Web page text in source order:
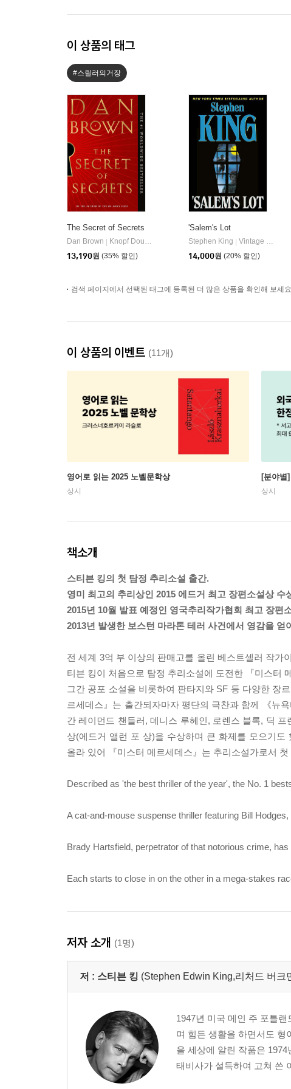
이 상품의 태그
#스릴러의거장
The Secret of Secrets
Dan Brown
Knopf Doubleday Publishing Group
13,190원 (35% 할인)
'Salem's Lot
Stephen King
Vintage Books
14,000원 (20% 할인)
검색 페이지에서 선택된 태그에 등록된 더 많은 상품을 확인해 보세
이 상품의 이벤트 (11개)
영어로 읽는 2025 노벨문학상
상시
[분야별
상시
책소개
스티븐 킹의 첫 탐정 추리소설 출간.
영미 최고의 추리상인 2015 에드거 최고 장편소설상 수
2015년 10월 발표 예정인 영국추리작가협회 최고 장편
2013년 발생한 보스턴 마라톤 테러 사건에서 영감을 얻
전 세계 3억 부 이상의 판매고를 올린 베스트셀러 작
티븐 킹이 처음으로 탐정 추리소설에 도전한 『미스터
그간 공포 소설을 비롯하여 판타지와 SF 등 다양한 장
르세데스』는 출간되자마자 평단의 극찬과 함께 《뉴
간 레이먼드 챈들러, 데니스 루헤인, 로렌스 블록, 딕
상(에드거 앨런 포 상)을 수상하며 큰 화제를 모으기
올라 있어 『미스터 메르세데스』는 추리소설가로서
Described as 'the best thriller of the year', the No. 1
A cat-and-mouse suspense thriller featuring Bill
Brady Hartsfield, perpetrator of that notorious crime,
Each starts to close in on the other in a mega-stakes
저자 소개 (1명)
저 : 스티븐 킹 (Stephen Edwin King,리처드 버크
1947년 미국 메인 주 포틀
며 힘든 생활을 하면서도 형
을 세상에 알린 작품은
태비사가 설득하여 고쳐 쓴